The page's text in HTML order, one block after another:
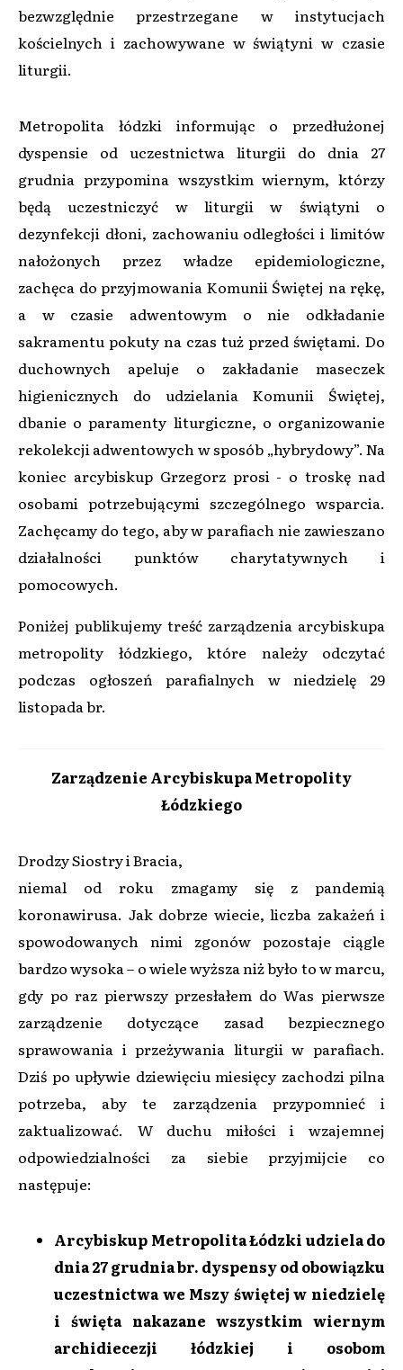
bezwzględnie przestrzegane w instytucjach
kościelnych i zachowywane w świątyni w czasie
liturgii.
Metropolita łódzki informując o przedłużonej
dyspensie od uczestnictwa liturgii do dnia 27
grudnia przypomina wszystkim wiernym, którzy
będą uczestniczyć w liturgii w świątyni o
dezynfekcji dłoni, zachowaniu odległości i limitów
nałożonych przez władze epidemiologiczne,
zachęca do przyjmowania Komunii Świętej na rękę,
a w czasie adwentowym o nie odkładanie
sakramentu pokuty na czas tuż przed świętami. Do
duchownych apeluje o zakładanie maseczek
higienicznych do udzielania Komunii Świętej,
dbanie o paramenty liturgiczne, o organizowanie
rekolekcji adwentowych w sposób „hybrydowy”. Na
koniec arcybiskup Grzegorz prosi - o troskę nad
osobami potrzebującymi szczególnego wsparcia.
Zachęcamy do tego, aby w parafiach nie zawieszano
działalności punktów charytatywnych i
pomocowych.
Poniżej publikujemy treść zarządzenia arcybiskupa
metropolity łódzkiego, które należy odczytać
podczas ogłoszeń parafialnych w niedzielę 29
listopada br.
Zarządzenie Arcybiskupa Metropolity
Łódzkiego
Drodzy Siostry i Bracia,
niemal od roku zmagamy się z pandemią
koronawirusa. Jak dobrze wiecie, liczba zakażeń i
spowodowanych nimi zgonów pozostaje ciągle
bardzo wysoka – o wiele wyższa niż było to w marcu,
gdy po raz pierwszy przesłałem do Was pierwsze
zarządzenie dotyczące zasad bezpiecznego
sprawowania i przeżywania liturgii w parafiach.
Dziś po upływie dziewięciu miesięcy zachodzi pilna
potrzeba, aby te zarządzenia przypomnieć i
zaktualizować. W duchu miłości i wzajemnej
odpowiedzialności za siebie przyjmijcie co
następuje:
Arcybiskup Metropolita Łódzki udziela do
dnia 27 grudnia br. dyspensy od obowiązku
uczestnictwa we Mszy świętej w niedzielę
i święta nakazane wszystkim wiernym
archidiecezji łódzkiej i osobom